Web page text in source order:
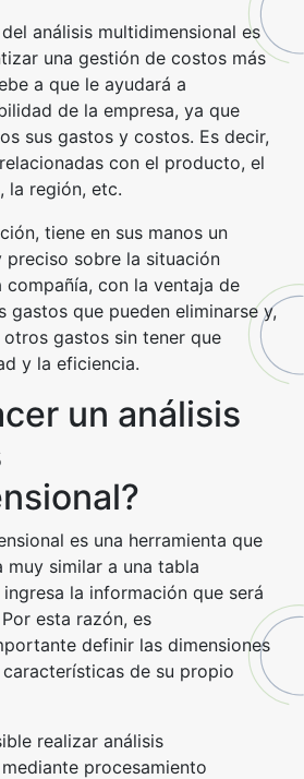
análisis multidimensional es
una gestión de costos más
a que le ayudará a
de la empresa, ya que
sus gastos y costos. Es decir,
con el producto, el
la región, etc.
tiene en sus manos un
sobre la situación
compañía, con la ventaja de
gastos que pueden eliminarse y,
gastos sin tener que
y la eficiencia.
un análisis
es una herramienta que
muy similar a una tabla
la información que será
esta razón, es
definir las dimensiones
de su propio
realizar análisis
procesamiento